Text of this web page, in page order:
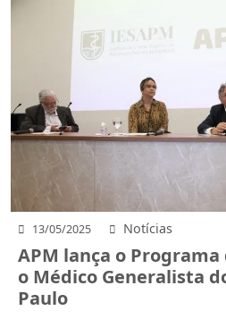
13/05/2025 Notícias
APM lança o Programa
o Médico Generalista
Paulo